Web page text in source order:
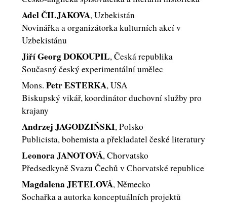
Adel ČILJAKOVA, Uzbekistán
Novinářka a organizátorka kulturních akcí v
Uzbekistánu
Jiří Georg DOKOUPIL, Česká republika
Současný český experimentální umělec
Mons.Petr ESTERKA, USA
Biskupský vikář, koordinátor duchovní služby pro
krajany
Andrzej JAGODZIŃSKI, Polsko
Publicista, bohemista a překladatel české literatury
Leonora JANOTOVÁ, Chorvatsko
Předsedkyně Svazu Čechů v Chorvatské republice
Magdalena JETELOVÁ, Německo
Sochařka a autorka konceptuálních projektů